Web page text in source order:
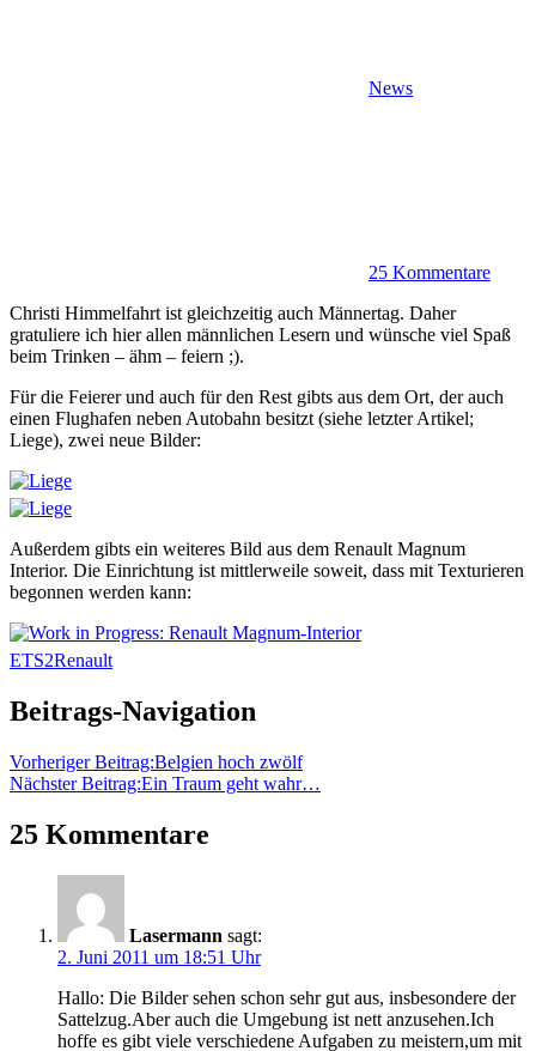
News
25 Kommentare
Christi Himmelfahrt ist gleichzeitig auch Männertag. Daher
gratuliere ich hier allen männlichen Lesern und wünsche viel Spaß
beim Trinken – ähm – feiern ;).
Für die Feierer und auch für den Rest gibts aus dem Ort, der auch
einen Flughafen neben Autobahn besitzt (siehe letzter Artikel;
Liege), zwei neue Bilder:
Außerdem gibts ein weiteres Bild aus dem Renault Magnum
Interior. Die Einrichtung ist mittlerweile soweit, dass mit Texturieren
begonnen werden kann:
ETS2Renault
Beitrags-Navigation
Vorheriger Beitrag:Belgien hoch zwölf
Nächster Beitrag:Ein Traum geht wahr…
25 Kommentare
Lasermann sagt:
2. Juni 2011 um 18:51 Uhr
Hallo: Die Bilder sehen schon sehr gut aus, insbesondere der
Sattelzug.Aber auch die Umgebung ist nett anzusehen.Ich
hoffe es gibt viele verschiedene Aufgaben zu meistern,um mit